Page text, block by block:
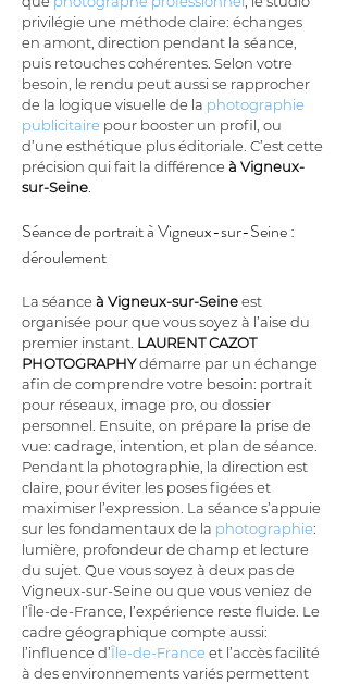
privilégie une méthode claire: échanges
en amont, direction pendant la séance,
puis retouches cohérentes. Selon votre
besoin, le rendu peut aussi se rapprocher
de la logique visuelle de la photographie
publicitaire pour booster un profil, ou
d’une esthétique plus éditoriale. C’est cette
précision qui fait la différence à Vigneux-
sur-Seine
Séance de portrait à Vigneux-sur-Seine :
déroulement
La séance à Vigneux-sur-Seine est
organisée pour que vous soyez à l’aise du
premier instant. LAURENT CAZOT
PHOTOGRAPHY démarre par un échange
afin de comprendre votre besoin: portrait
pour réseaux, image pro, ou dossier
personnel. Ensuite, on prépare la prise de
vue: cadrage, intention, et plan de séance.
Pendant la photographie, la direction est
claire, pour éviter les poses figées et
maximiser l’expression. La séance s’appuie
sur les fondamentaux de la photographie:
lumière, profondeur de champ et lecture
du sujet. Que vous soyez à deux pas de
Vigneux-sur-Seine ou que vous veniez de
l’Île-de-France, l’expérience reste fluide. Le
cadre géographique compte aussi:
l’influence d’Île-de-France et l’accès facilité
à des environnements variés permettent